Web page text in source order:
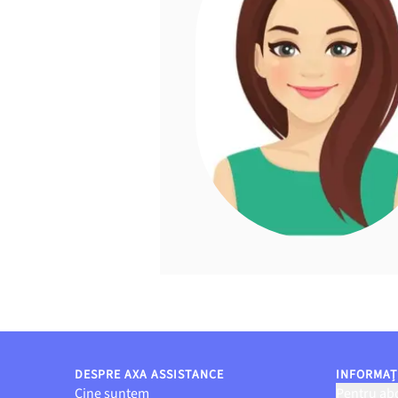
DESPRE AXA ASSISTANCE
Cine suntem